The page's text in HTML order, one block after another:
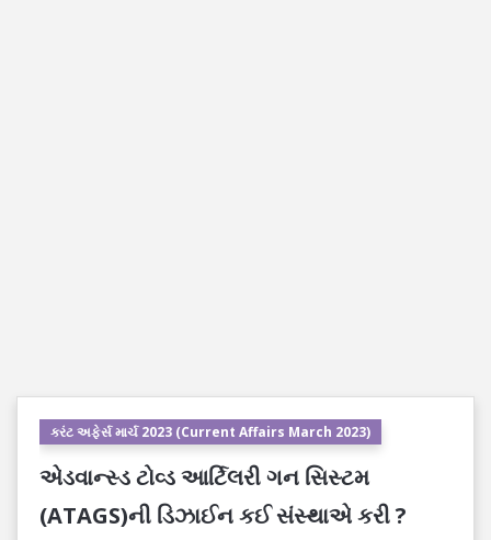
કરંટ અફેર્સ માર્ચ 2023 (Current Affairs March 2023)
એડવાન્સ્ડ ટોવ્ડ આર્ટિલરી ગન સિસ્ટમ
(ATAGS)ની ડિઝાઈન કઈ સંસ્થાએ કરી ?